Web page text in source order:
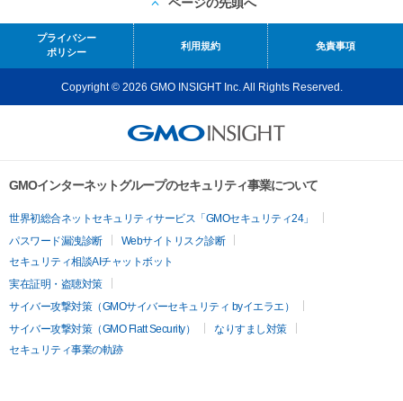
プライバシー
ポリシー
利用規約 免責事項
Copyright © 2026 GMO INSIGHT Inc. All Rights Reserved.
GMOインターネットグループのセキュリティ事業について
世界初総合ネットセキュリティサービス「GMOセキュリティ24」
パスワード漏洩診断
Webサイトリスク診断
セキュリティ相談AIチャットボット
実在証明・盗聴対策
サイバー攻撃対策（GMOサイバーセキュリティ byイエラエ）
サイバー攻撃対策（GMO Flatt Security）
なりすまし対策
セキュリティ事業の軌跡